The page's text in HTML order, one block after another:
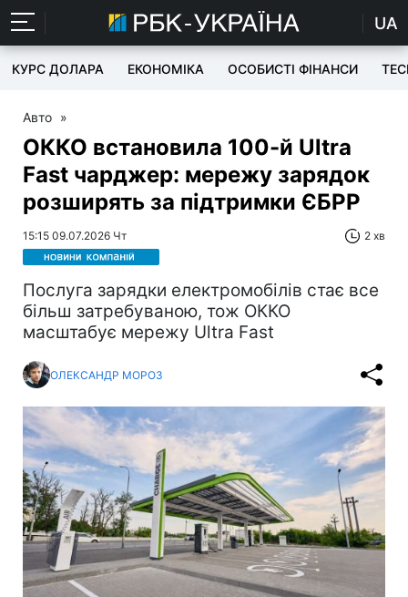
UA
КУРС ДОЛАРА ЕКОНОМІКА ОСОБИСТІ ФІНАНСИ
Авто »
ОККО встановила 100-й Ultra
Fast чарджер: мережу зарядок
розширять за підтримки ЄБРР
15:15 09.07.2026 Чт 2 хв
Послуга зарядки електромобілів стає все
більш затребуваною, тож ОККО
масштабує мережу Ultra Fast
ОЛЕКСАНДР МОРОЗ